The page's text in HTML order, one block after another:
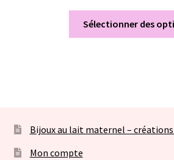
Sélectionner des
Bijoux au lait maternel – créations
Mon compte